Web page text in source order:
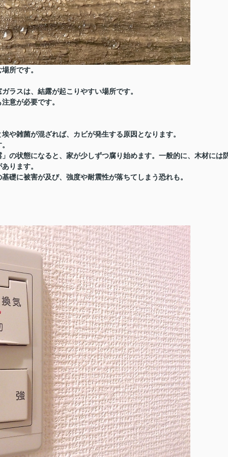
所です。
ラスは、結露が起こりやすい場所です。
意が必要です。
や雑菌が混ざれば、カビが発生する原因となります。
の状態になると、家が少しずつ腐り始めます。一般的に、木材には
ります。
礎に被害が及び、強度や耐震性が落ちてしまう恐れも。